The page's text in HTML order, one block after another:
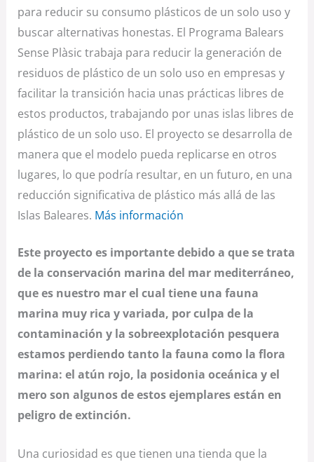
para reducir su consumo plásticos de un solo uso y
buscar alternativas honestas. El Programa Balears
Sense Plàsic trabaja para reducir la generación de
residuos de plástico de un solo uso en empresas y
facilitar la transición hacia unas prácticas libres de
estos productos, trabajando por unas islas libres de
plástico de un solo uso. El proyecto se desarrolla de
manera que el modelo pueda replicarse en otros
lugares, lo que podría resultar, en un futuro, en una
reducción significativa de plástico más allá de las
Islas Baleares. Más información
Este proyecto es importante debido a que se trata
de la conservación marina del mar mediterráneo,
que es nuestro mar el cual tiene una fauna
marina muy rica y variada, por culpa de la
contaminación y la sobreexplotación pesquera
estamos perdiendo tanto la fauna como la flora
marina: el atún rojo, la posidonia oceánica y el
mero son algunos de estos ejemplares están en
peligro de extinción.
Una curiosidad es que tienen una tienda que la